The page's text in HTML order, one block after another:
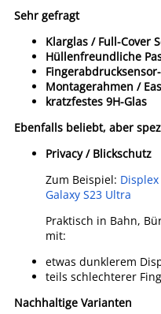
Sehr gefragt
Klarglas / Full-Cover
Hüllenfreundliche
Montagerahmen /
kratzfestes 9H-Glas
Ebenfalls beliebt, aber
Privacy / Blickschutz
Zum Beispiel:
Galaxy S23 Ultra
Praktisch in Bahn,
mit:
etwas dunklerem
teils schlechterer
Nachhaltige Varianten